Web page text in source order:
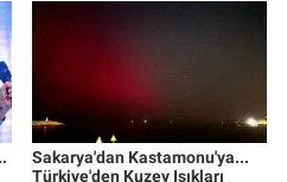
Sakarya'dan Kastamonu'ya...
Türkiye'den Kuzey Işıkları